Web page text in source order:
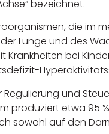
bezeichnet.
die im
Lunge und des
bei
und
produziert etwa 95
sowohl auf den